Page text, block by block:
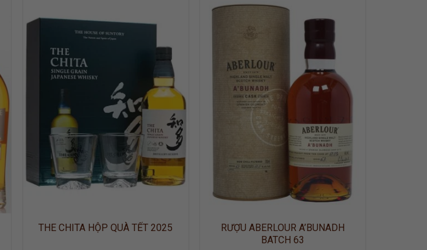
ADD TO
WISHLIST
THE CHITA HỘP QUÀ TẾT 2025
ADD TO
WISHLIST
RƯỢU ABERLOUR A’BUNADH
BATCH 63